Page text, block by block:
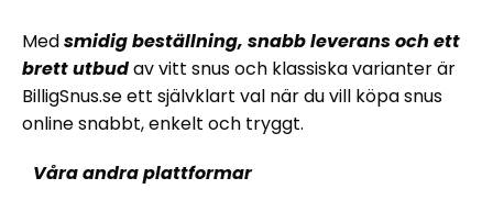
Medsmidig beställning, snabb leverans och ett
brett utbudav vitt snus och klassiska varianter är
BilligSnus.se ett självklart val när du vill köpa snus
online snabbt, enkelt och tryggt.
Våra andra plattformar